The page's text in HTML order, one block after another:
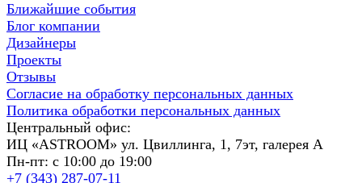
Ближайшие события
Блог компании
Дизайнеры
Проекты
Отзывы
Согласие на обработку персональных данных
Политика обработки персональных данных
Центральный офис:
ИЦ «ASTROOM» ул. Цвиллинга, 1, 7эт, галерея А
Пн-пт: с 10:00 до 19:00
+7 (343) 287-07-11